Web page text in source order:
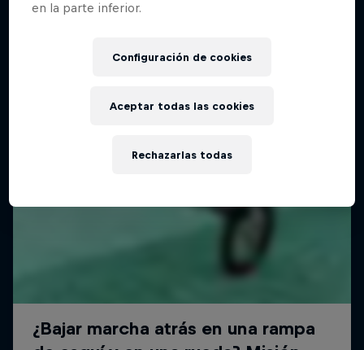
Más contenidos similares
en la parte inferior.
Configuración de cookies
Rechazarlas todas
Aceptar todas las cookies